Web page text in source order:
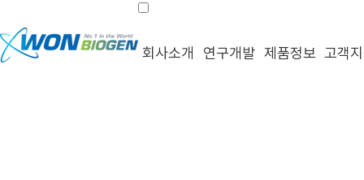
회사소개 연구개발 제품정보 고객